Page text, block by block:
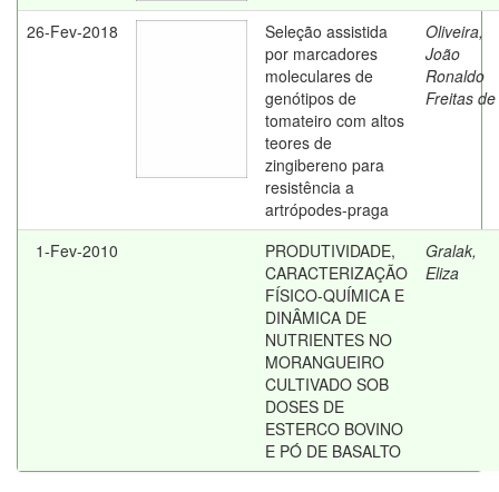
26-Fev-2018
Seleção assistida
por marcadores
moleculares de
genótipos de
tomateiro com altos
teores de
zingibereno para
resistência a
artrópodes-praga
Oliveira,
João
Ronaldo
Freitas de
1-Fev-2010
PRODUTIVIDADE,
CARACTERIZAÇÃO
FÍSICO-QUÍMICA E
DINÂMICA DE
NUTRIENTES NO
MORANGUEIRO
CULTIVADO SOB
DOSES DE
ESTERCO BOVINO
E PÓ DE BASALTO
Gralak,
Eliza